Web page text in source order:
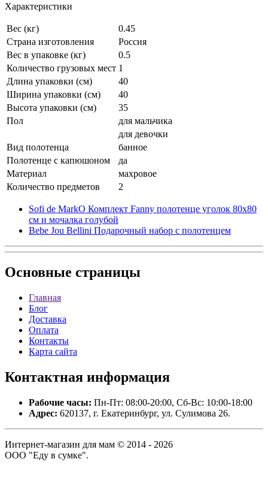
Характеристики
Вес (кг)
0.45
Страна изготовления
Россия
Вес в упаковке (кг)
0.5
Количество грузовых мест 1
Длина упаковки (см)
40
Ширина упаковки (см)
40
Высота упаковки (см)
35
Пол
для мальчика
для девочки
Вид полотенца
банное
Полотенце с капюшоном
да
Материал
махровое
Количество предметов
2
Sofi de MarkO Комплект Fanny полотенце уголок 80х80
см и мочалка голубой
Bebe Jou Bellini Подарочный набор с полотенцем
Основные страницы
Главная
Блог
Доставка
Оплата
Контакты
Карта сайта
Контактная информация
Рабочие часы: Пн-Пт: 08:00-20:00, Сб-Вс: 10:00-18:00
Адрес: 620137, г. Екатеринбург, ул. Сулимова 26.
Интернет-магазин для мам © 2014 - 2026
ООО "Еду в сумке".